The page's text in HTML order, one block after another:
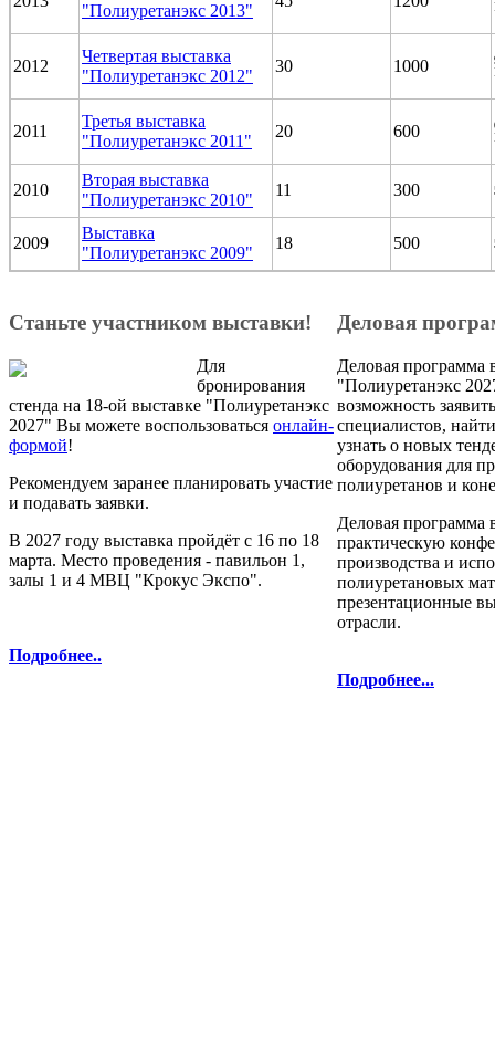
"Полиуретанэкс 2013"
2012
Четвертая выставка
"Полиуретанэкс 2012"
30 1000
2011
Третья выставка
"Полиуретанэкс 2011"
20 600
2010
Вторая выставка
"Полиуретанэкс 2010"
11 300
2009
Выставка
"Полиуретанэкс 2009"
18 500
Станьте участником выставки!
Для
бронирования
стенда на 18-ой выставке "Полиуретанэкс
2027" Вы можете воспользоваться онлайн-
формой!
Рекомендуем заранее планировать участие
и подавать заявки.
В 2027 году выставка пройдёт с 16 по 18
марта. Место проведения - павильон 1,
залы 1 и 4 МВЦ "Крокус Экспо".
Подробнее..
Деловая
Деловая программа
"Полиуретанэкс
возможность
специалистов,
узнать о новых
оборудования для
полиуретанов и
Деловая программа
практическую
производства и
полиуретановых
презентационные
отрасли.
Подробнее...